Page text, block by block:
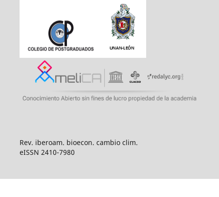
Rev. iberoam. bioecon. cambio clim.
eISSN 2410-7980